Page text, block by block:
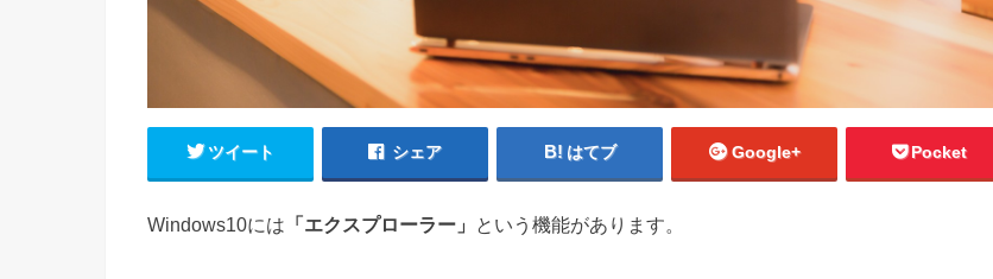
ツイート シェア はてブ Google+ Pocket
Windows10には 「エクスプローラー」 という機能があります。